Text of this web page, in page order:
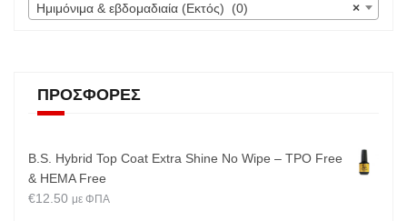
×
Ημιμόνιμα & εβδομαδιαία (Εκτός) (0)
ΠΡΟΣΦΟΡΈΣ
B.S. Hybrid Top Coat Extra Shine No Wipe – TPO Free
& HEMA Free
€12.50 με ΦΠΑ